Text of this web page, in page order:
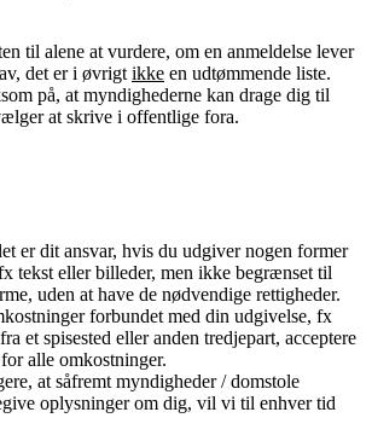
til alene at vurdere, om en anmeldelse lever
det er i øvrigt ikke en udtømmende liste.
på, at myndighederne kan drage dig til
at skrive i offentlige fora.
er dit ansvar, hvis du udgiver nogen former
tekst eller billeder, men ikke begrænset til
uden at have de nødvendige rettigheder.
forbundet med din udgivelse, fx
et spisested eller anden tredjepart, acceptere
alle omkostninger.
at såfremt myndigheder / domstole
oplysninger om dig, vil vi til enhver tid